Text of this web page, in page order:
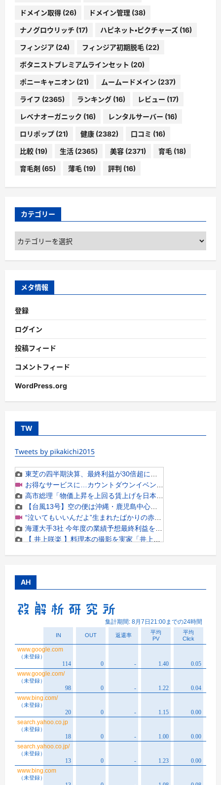
ドメイン取得 (26) ドメイン管理 (38)
ナノグロウリッチ (17) ハピネット・ピクチャーズ (16)
フィンジア (24) フィンジア初期脱毛 (22)
ボタニストプレミアムラインセット (20)
ポニーキャニオン (21) ムームードメイン (237)
ライフ (2365) ランキング (16) レビュー (17)
レベナオーガニック (16) レンタルサーバー (16)
ロリポップ (21) 健康 (2382) 口コミ (16)
比較 (19) 生活 (2365) 美容 (2371) 育毛 (18)
育毛剤 (65) 薄毛 (19) 評判 (16)
カテゴリー
カ
テ
ゴ
ー
メタ情報
登録
ログイン
投稿フィード
コメントフィード
WordPress.org
TW
Tweets by pikakichi2015
AH